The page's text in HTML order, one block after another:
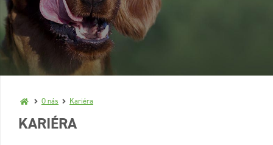
O nás Kariéra
KARIÉRA